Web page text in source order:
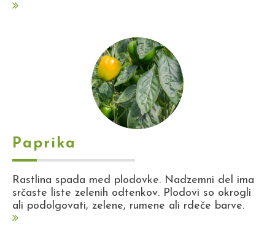
Paprika
Rastlina spada med plodovke. Nadzemni del ima
srčaste liste zelenih odtenkov. Plodovi so okrogli
ali podolgovati, zelene, rumene ali rdeče barve.